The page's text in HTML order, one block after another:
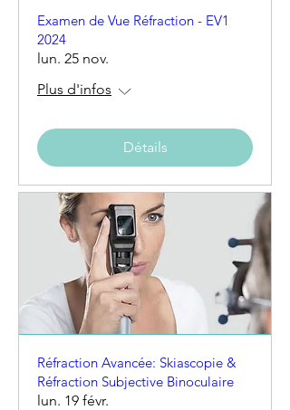
Examen de Vue Réfraction - EV1
2024
lun. 25 nov.
Plus d'infos
Détails
Réfraction Avancée: Skiascopie &
Réfraction Subjective Binoculaire
lun. 19 févr.